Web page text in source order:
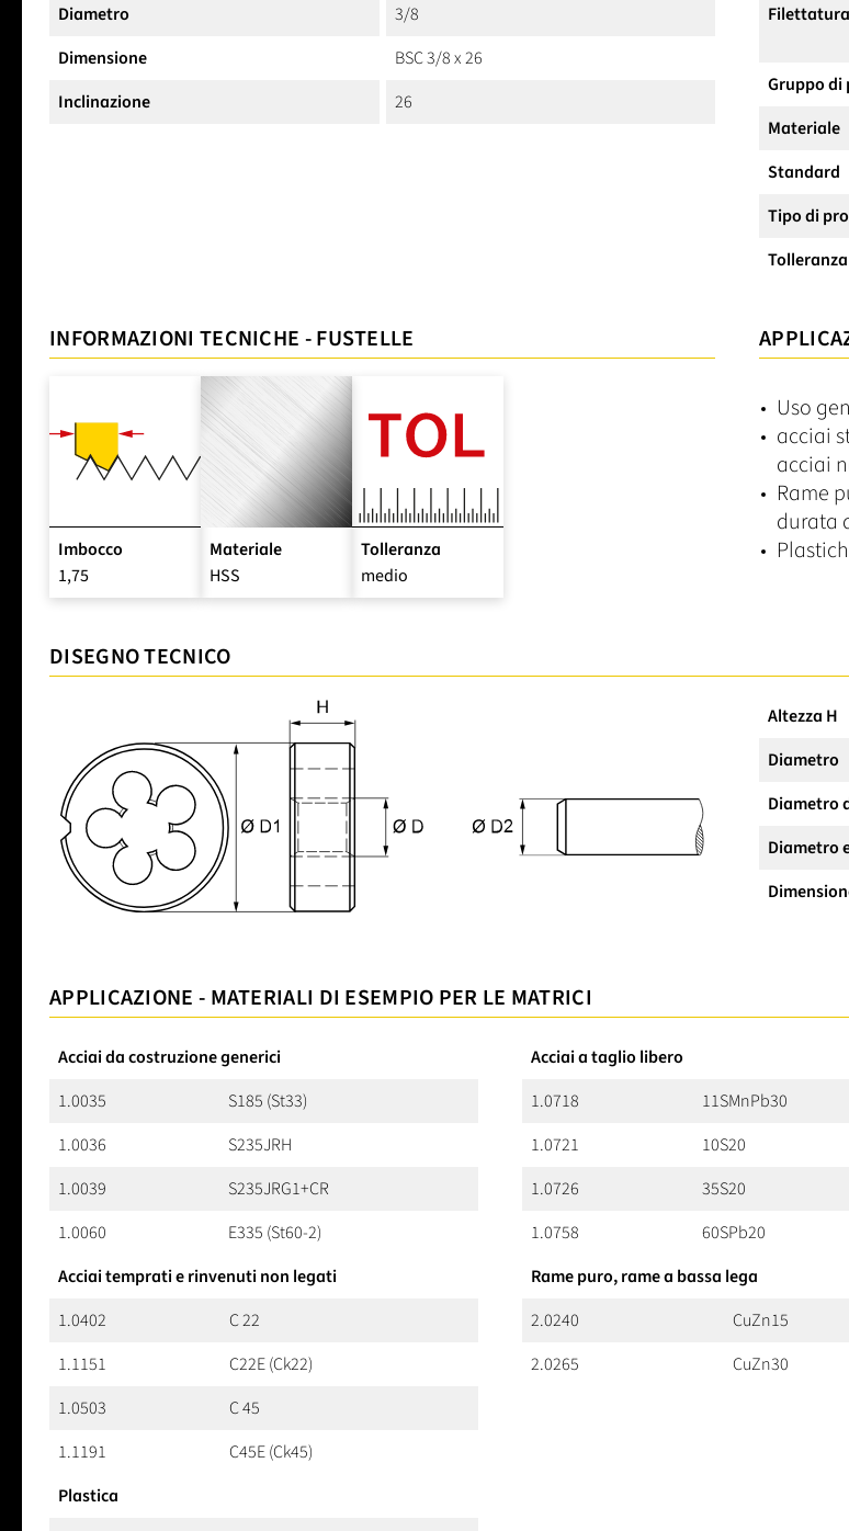
Diametro
3/8
Dimensione
BSC 3/8 x 26
Inclinazione
26
Gruppo
Materiale
Standard
Tipo di
Tolleranza
INFORMAZIONI TECNICHE - FUSTELLE
Imbocco
1,75
Materiale
HSS
Tolleranza
medio
Uso
acciai
acciai
Rame
durata
DISEGNO TECNICO
Altezza H
Diametro
Diametro
Diametro
APPLICAZIONE - MATERIALI DI ESEMPIO PER LE MATRICI
Acciai da costruzione generici
1.0035
S185 (St33)
1.0036
S235JRH
1.0039
S235JRG1+CR
1.0060
E335 (St60-2)
Acciai a taglio libero
1.0718
11SMnPb30
1.0721
10S20
1.0726
35S20
1.0758
60SPb20
Acciai temprati e rinvenuti non legati
1.0402
C 22
1.1151
C22E (Ck22)
1.0503
C 45
1.1191
C45E (Ck45)
Rame puro, rame a bassa lega
2.0240
CuZn15
2.0265
CuZn30
Plastica